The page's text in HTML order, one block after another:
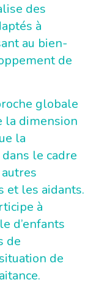
des
à
au bien-
de
globale
la dimension
la
le cadre
et les aidants.
à
d’enfants
de
de